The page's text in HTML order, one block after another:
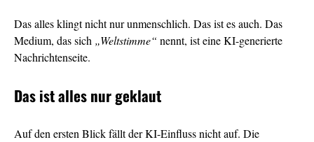
Das alles klingt nicht nur unmenschlich. Das ist es auch. Das
Medium, das sich „Weltstimme“ nennt, ist eine KI-generierte
Nachrichtenseite.
Das ist alles nur geklaut
Auf den ersten Blick fällt der KI-Einfluss nicht auf. Die